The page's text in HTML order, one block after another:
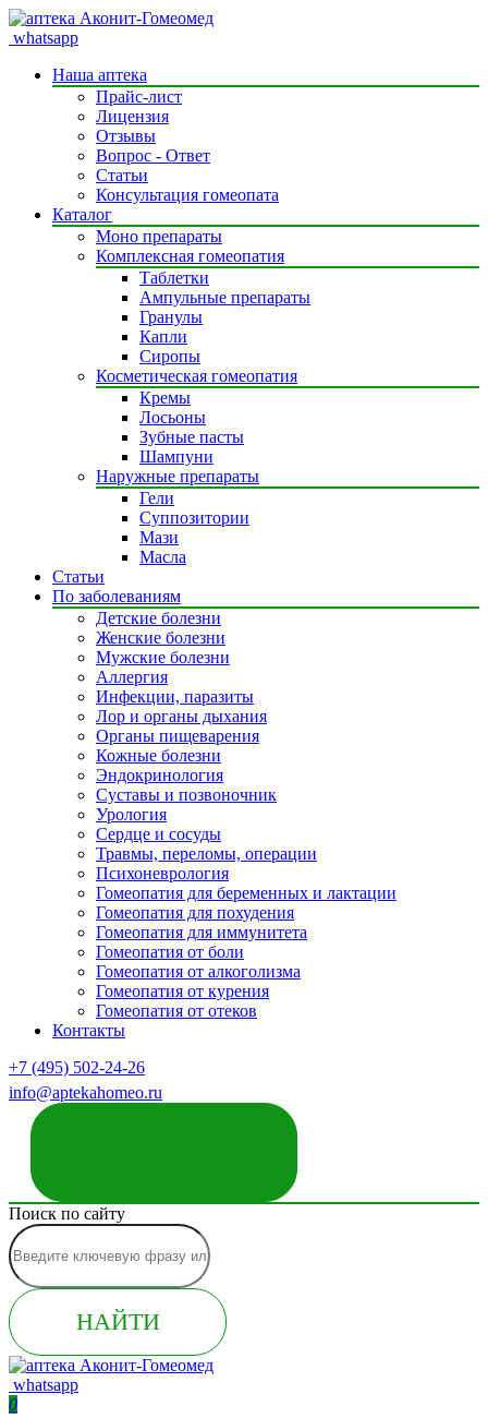
whatsapp
Наша аптека
Прайс-лист
Лицензия
Отзывы
Вопрос - Ответ
Статьи
Консультация гомеопата
Каталог
Моно препараты
Комплексная гомеопатия
Таблетки
Ампульные препараты
Гранулы
Капли
Сиропы
Косметическая гомеопатия
Кремы
Лосьоны
Зубные пасты
Шампуни
Наружные препараты
Гели
Суппозитории
Мази
Масла
Статьи
По заболеваниям
Детские болезни
Женские болезни
Мужские болезни
Аллергия
Инфекции, паразиты
Лор и органы дыхания
Органы пищеварения
Кожные болезни
Эндокринология
Суставы и позвоночник
Урология
Сердце и сосуды
Травмы, переломы, операции
Психоневрология
Гомеопатия для беременных и лактации
Гомеопатия для похудения
Гомеопатия для иммунитета
Гомеопатия от боли
Гомеопатия от алкоголизма
Гомеопатия от курения
Гомеопатия от отеков
Контакты
+7 (495) 502-24-26
info@aptekahomeo.ru
Поиск по сайту
НАЙТИ
whatsapp
0